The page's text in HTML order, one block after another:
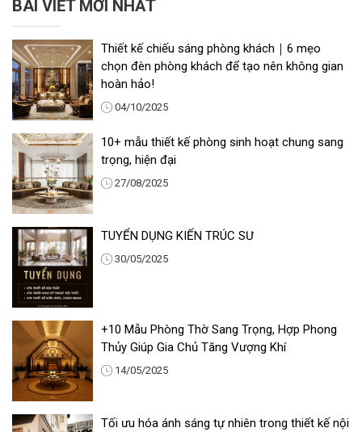
BÀI VIẾT MỚI NHẤT
Thiết kế chiếu sáng phòng khách｜6 mẹo
chọn đèn phòng khách để tạo nên không gian
hoàn hảo!
04/10/2025
10+ mẫu thiết kế phòng sinh hoạt chung sang
trọng, hiện đại
27/08/2025
TUYỂN DỤNG KIẾN TRÚC SƯ
30/05/2025
+10 Mẫu Phòng Thờ Sang Trọng, Hợp Phong
Thủy Giúp Gia Chủ Tăng Vượng Khí
14/05/2025
Tối ưu hóa ánh sáng tự nhiên trong thiết kế nội